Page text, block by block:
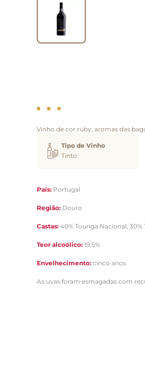
Vinho de cor ruby, aromas das
Tipo de Vinho
Tinto
País: Portugal
Região: Douro
Castas: 40% Touriga Nacional, 30%
Teor alcoólico: 19,5%
Envelhecimento: cinco anos
As uvas foram esmagadas com